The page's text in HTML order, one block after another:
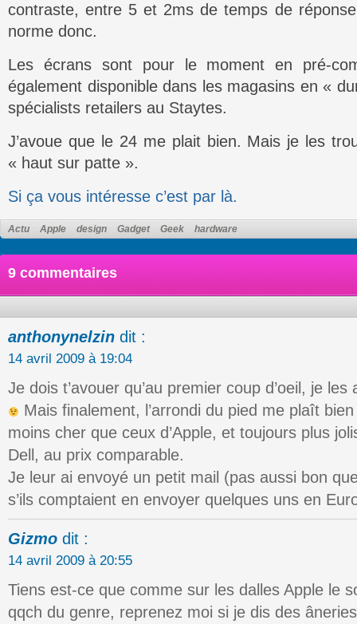
contraste, entre 5 et 2ms de temps de
norme donc.
Les écrans sont pour le moment en pré-
également disponible dans les magasins en «
spécialists retailers au Staytes.
J’avoue que le 24 me plait bien. Mais je les
« haut sur patte ».
Si ça vous intéresse c’est par là.
Actu Apple design Gadget Geek hardware
9 commentaires
anthonynelzin dit :
14 avril 2009 à 19:04
Je dois t’avouer qu’au premier coup d’oeil, je
Mais finalement, l’arrondi du pied me plaît
moins cher que ceux d’Apple, et toujours plus
Dell, au prix comparable.
Je leur ai envoyé un petit mail (pas aussi bon
s’ils comptaient en envoyer quelques uns en
Gizmo dit :
14 avril 2009 à 20:55
Tiens est-ce que comme sur les dalles Apple le
qqch du genre, reprenez moi si je dis des